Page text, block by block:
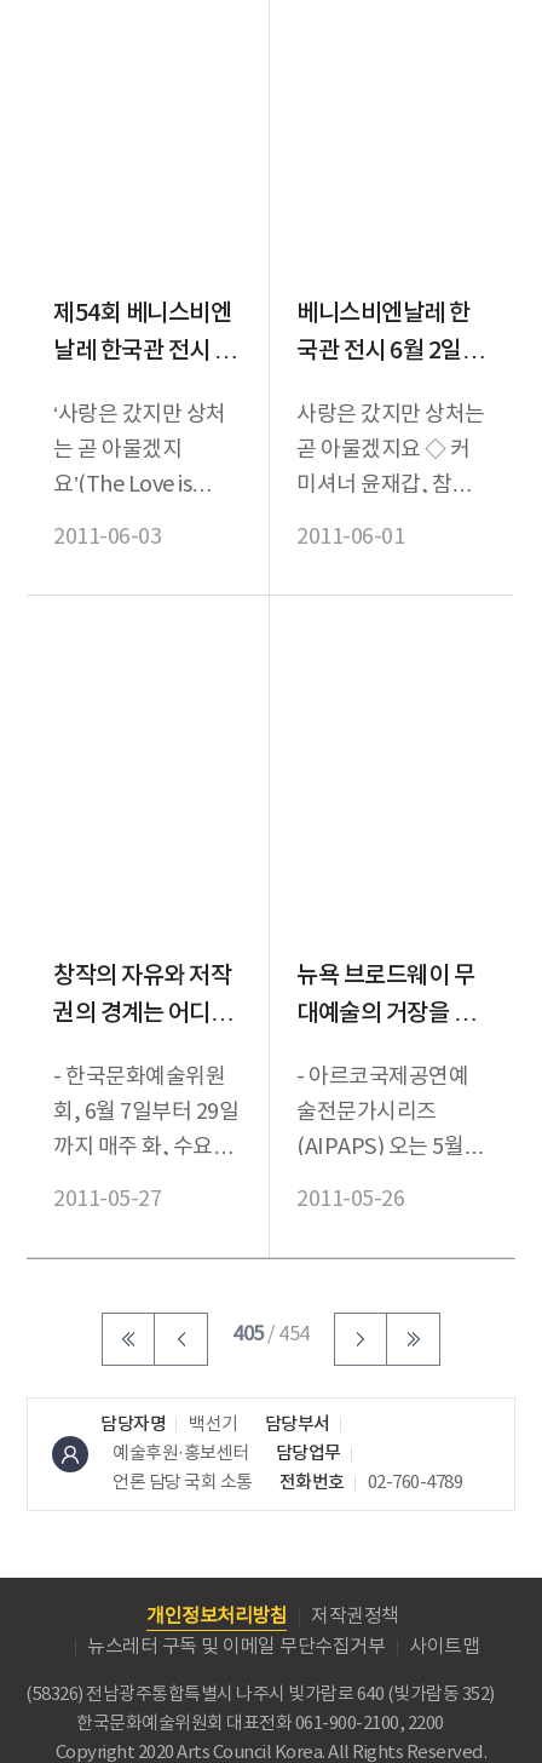
제54회 베니스비엔
날레 한국관 전시 2
‘사랑은 갔지만 상처
는 곧 아물겠지
요’(The Love is
(...
2011-06-03
베니스비엔날레 한
국관 전시 6월 2일
사랑은 갔지만 상처는
곧 아물겠지요 ◇ 커
미셔너 윤재갑, 참가
갔지만 상처는 곧 아...
2011-06-01
창작의 자유와 저작
권의 경계는 어디일
- 한국문화예술위원
회, 6월 7일부터 29일
까지 매주 화, 수요일
실시 □ 한국문화예
2011-05-27
뉴욕 브로드웨이 무
대예술의 거장을 만
- 아르코국제공연예
술전문가시리즈
(AIPAPS) 오는 5월
웨이에서 활동하는 무
2011-05-26
405/ 454
담당자명 백선기
담당부서
예술후원·홍보센터
담당업무
언론 담당국회 소통 전화번호 02-760-4789
개인정보처리방침
저작권정책
뉴스레터 구독 및 이메일 무단수집거부
사이트맵
(58326) 전남광주통합특별시 나주시 빛가람로 640 (빛가람동 352)
한국문화예술위원회 대표전화 061-900-2100, 2200
Copyright 2020 Arts Council Korea. All Rights Reserved.